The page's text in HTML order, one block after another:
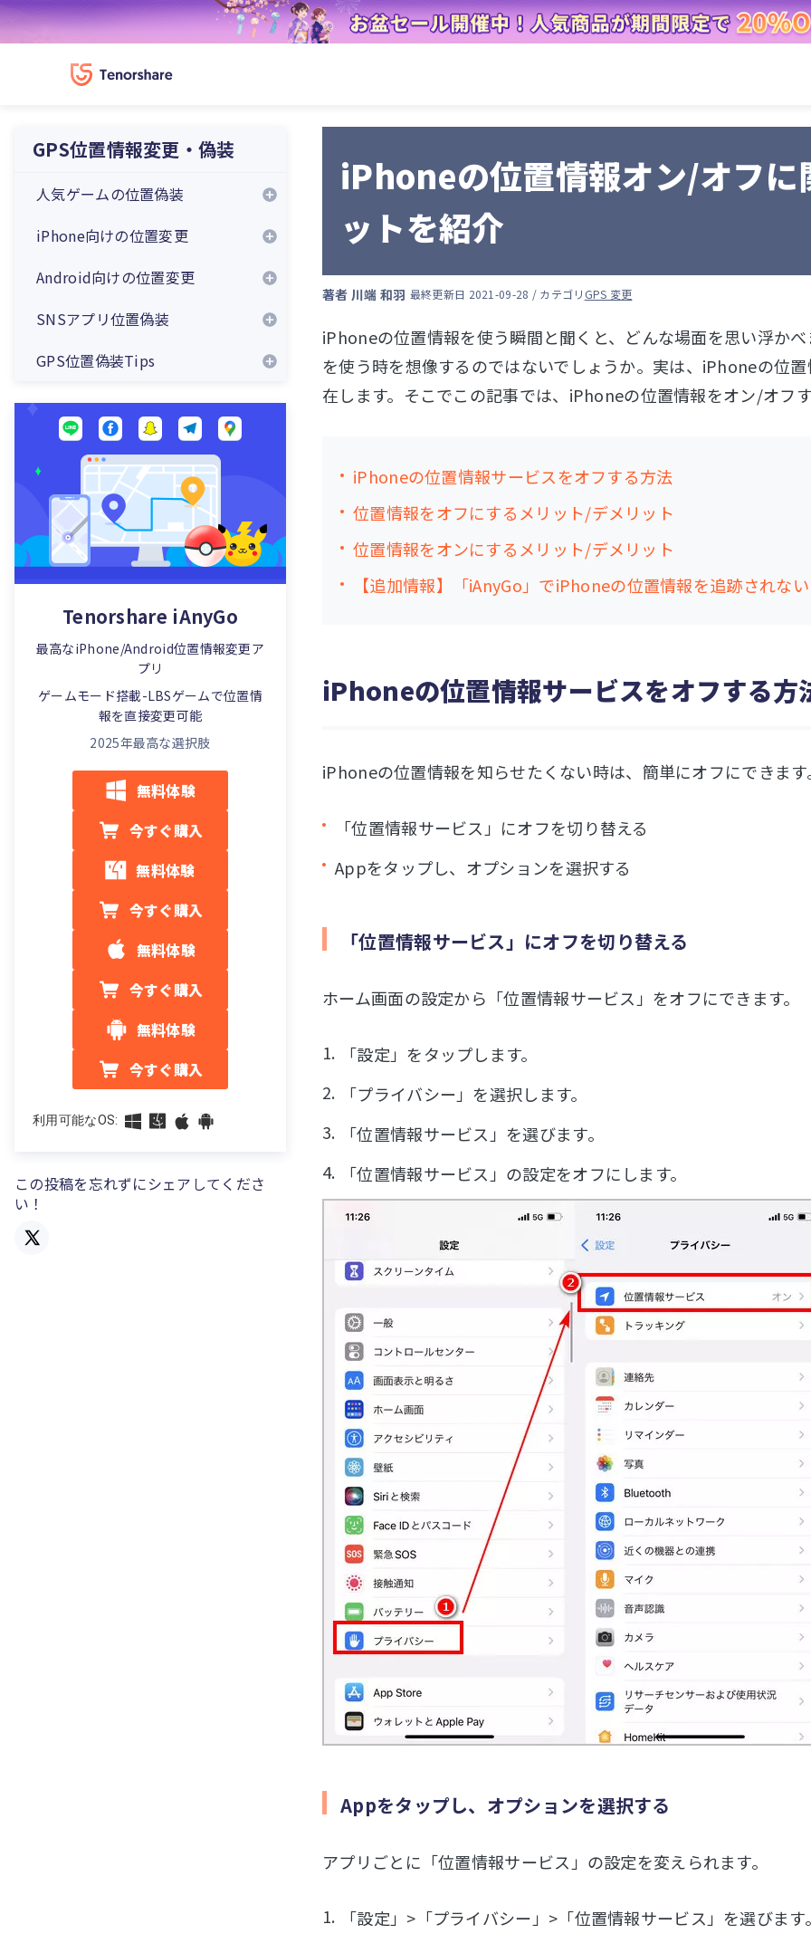
GPS位置情報変更・偽装
人気ゲームの位置偽装
iPhone向けの位置変更
Android向けの位置変更
SNSアプリ位置偽装
GPS位置偽装Tips
Tenorshare iAnyGo
最高なiPhone/Android位置情報変更ア
プリ
ゲームモード搭載-LBSゲームで位置情
報を直接変更可能
2025年最高な選択肢
無料体験
今すぐ購入
無料体験
今すぐ購入
無料体験
今すぐ購入
無料体験
今すぐ購入
利用可能なOS:
この投稿を忘れずにシェアしてくださ
い！
iPhoneの位置情報オン/オフに
ットを紹介
著者 川端 和羽 最終更新日 2021-09-28 / カテゴリ GPS 変更
iPhoneの位置情報を使う瞬間と聞くと、どんな場面を思い浮か
を使う時を想像するのではないでしょうか。実は、iPhoneの位
在します。そこでこの記事では、iPhoneの位置情報をオン/オフ
iPhoneの位置情報サービスをオフする方法
位置情報をオフにするメリット/デメリット
位置情報をオンにするメリット/デメリット
【追加情報】「iAnyGo」でiPhoneの位置情報を追跡されない
iPhoneの位置情報サービスをオフする方
iPhoneの位置情報を知らせたくない時は、簡単にオフにできます
「位置情報サービス」にオフを切り替える
Appをタップし、オプションを選択する
「位置情報サービス」にオフを切り替える
ホーム画面の設定から「位置情報サービス」をオフにできます。
「設定」をタップします。
「プライバシー」を選択します。
「位置情報サービス」を選びます。
「位置情報サービス」の設定をオフにします。
Appをタップし、オプションを選択する
アプリごとに「位置情報サービス」の設定を変えられます。
「設定」>「プライバシー」>「位置情報サービス」を選びます